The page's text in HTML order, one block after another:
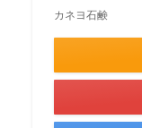
カネヨ石鹸